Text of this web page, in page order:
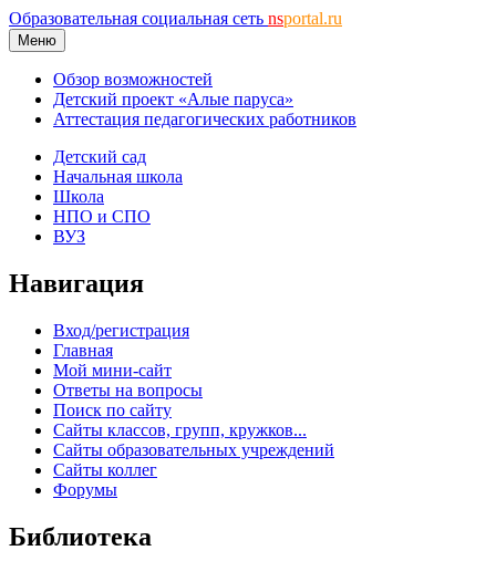
Образовательная социальная сеть nsportal.ru
Меню
Обзор возможностей
Детский проект «Алые паруса»
Аттестация педагогических работников
Детский сад
Начальная школа
Школа
НПО и СПО
ВУЗ
Навигация
Вход/регистрация
Главная
Мой мини-сайт
Ответы на вопросы
Поиск по сайту
Сайты классов, групп, кружков...
Сайты образовательных учреждений
Сайты коллег
Форумы
Библиотека